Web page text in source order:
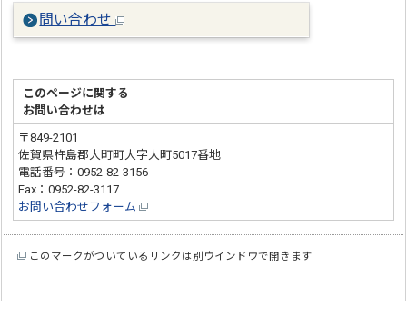
問い合わせ
このページに関する
お問い合わせは
〒849-2101
佐賀県杵島郡大町町大字大町5017番地
電話番号：0952-82-3156
Fax：0952-82-3117
お問い合わせフォーム
このマークがついているリンクは別ウインドウで開きます